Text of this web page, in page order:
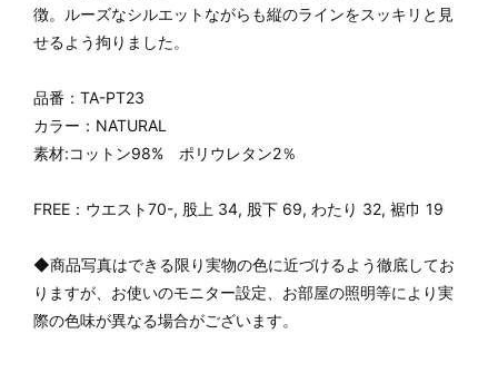
徴。ルーズなシルエットながらも縦のラインをスッキリと見
せるよう拘りました。
品番：TA-PT23
カラー：NATURAL
素材:コットン98% ポリウレタン2％
FREE：ウエスト70-, 股上 34, 股下 69, わたり 32, 裾巾 19
◆商品写真はできる限り実物の色に近づけるよう徹底してお
りますが、お使いのモニター設定、お部屋の照明等により実
際の色味が異なる場合がございます。